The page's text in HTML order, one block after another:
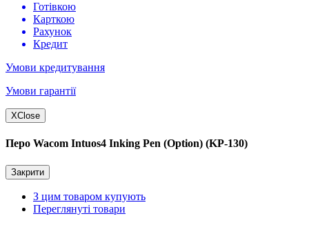
Готівкою
Карткою
Рахунок
Кредит
Умови кредитування
Умови гарантії
XClose
Перо Wacom Intuos4 Inking Pen (Option) (KP-130)
Закрити
З цим товаром купують
Переглянуті товари